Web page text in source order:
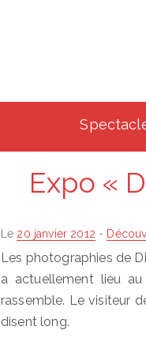
Expo «
Le Posted
20 janvier 2012 -
Les photographies de
a actuellement lieu
rassemble. Le visiteur
disent long.